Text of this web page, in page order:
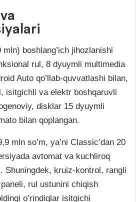
boshlang’ich jihozlanishi
rul, 8 dyuymli multimedia
Auto qo’llab-quvvatlashi bilan,
isitgichli va elektr boshqaruvli
disklar 15 dyuymli
bilan qoplangan.
mln so’m, ya’ni Classic’dan 20
avtomat va kuchliroq
Shuningdek, kruiz-kontrol, rangli
rul ustunini chiqish
o’rindiqlar isitgichi